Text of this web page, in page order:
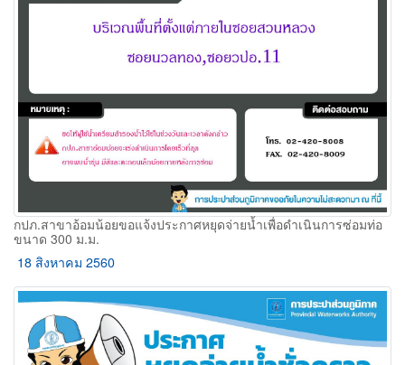
กปภ.สาขาอ้อมน้อยขอแจ้งประกาศหยุดจ่ายน้ำเพื่อดำเนินการซ่อมท่อ
ขนาด 300 ม.ม.
18 สิงหาคม 2560